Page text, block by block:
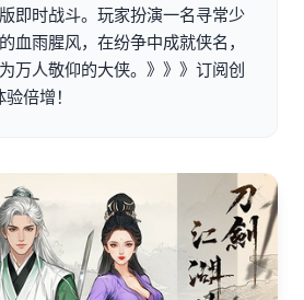
即时战斗。玩家扮演一名寻常少
血雨腥风，在纷争中成就侠名，
万人敬仰的大侠。》》》订阅创
倍增！